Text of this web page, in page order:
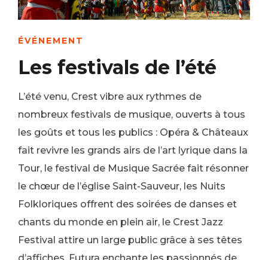
ÉVÉNEMENT
Les festivals de l’été
L’été venu, Crest vibre aux rythmes de
nombreux festivals de musique, ouverts à tous
les goûts et tous les publics : Opéra & Châteaux
fait revivre les grands airs de l’art lyrique dans la
Tour, le festival de Musique Sacrée fait résonner
le chœur de l’église Saint-Sauveur, les Nuits
Folkloriques offrent des soirées de danses et
chants du monde en plein air, le Crest Jazz
Festival attire un large public grâce à ses têtes